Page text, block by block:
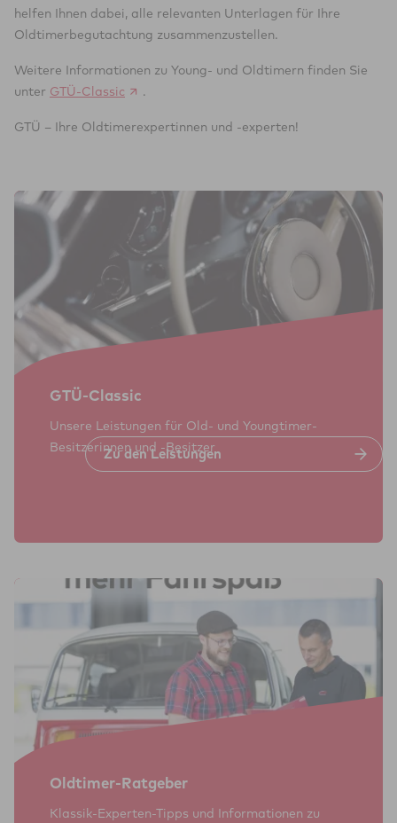
helfen Ihnen dabei, alle relevanten Unterlagen für Ihre
Oldtimerbegutachtung zusammenzustellen.
Weitere Informationen zu Young- und Oldtimern finden Sie
unter GTÜ-Classic .
GTÜ – Ihre Oldtimerexpertinnen und -experten!
GTÜ-Classic
Unsere Leistungen für Old- und Young­timer-
Besitzerinnen und -Besitzer
Zu den Leis­tun­gen
Old­ti­mer-Rat­ge­ber
Klassik-Experten-Tipps und Informationen zu